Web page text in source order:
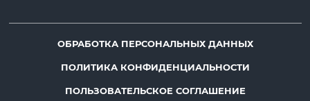
ОБРАБОТКА ПЕРСОНАЛЬНЫХ ДАННЫХ
ПОЛИТИКА КОНФИДЕНЦИАЛЬНОСТИ
ПОЛЬЗОВАТЕЛЬСКОЕ СОГЛАШЕНИЕ